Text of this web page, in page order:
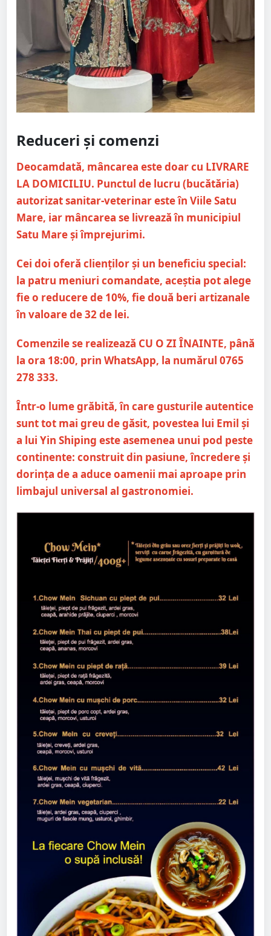
Reduceri și comenzi
Deocamdată, mâncarea este doar cu LIVRARE
LA DOMICILIU. Punctul de lucru (bucătăria)
autorizat sanitar-veterinar este în Viile Satu
Mare, iar mâncarea se livrează în municipiul
Satu Mare și împrejurimi.
Cei doi oferă clienților și un beneficiu special:
la patru meniuri comandate, aceștia pot alege
fie o reducere de 10%, fie două beri artizanale
în valoare de 32 de lei.
Comenzile se realizează CU O ZI ÎNAINTE, până
la ora 18:00, prin WhatsApp, la numărul 0765
278 333.
Într-o lume grăbită, în care gusturile autentice
sunt tot mai greu de găsit, povestea lui Emil și
a lui Yin Shiping este asemenea unui pod peste
continente: construit din pasiune, încredere și
dorința de a aduce oamenii mai aproape prin
limbajul universal al gastronomiei.